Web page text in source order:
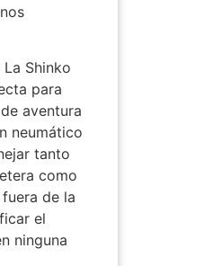
Shinko
para
aventura
neumático
tanto
como
de la
el
ninguna